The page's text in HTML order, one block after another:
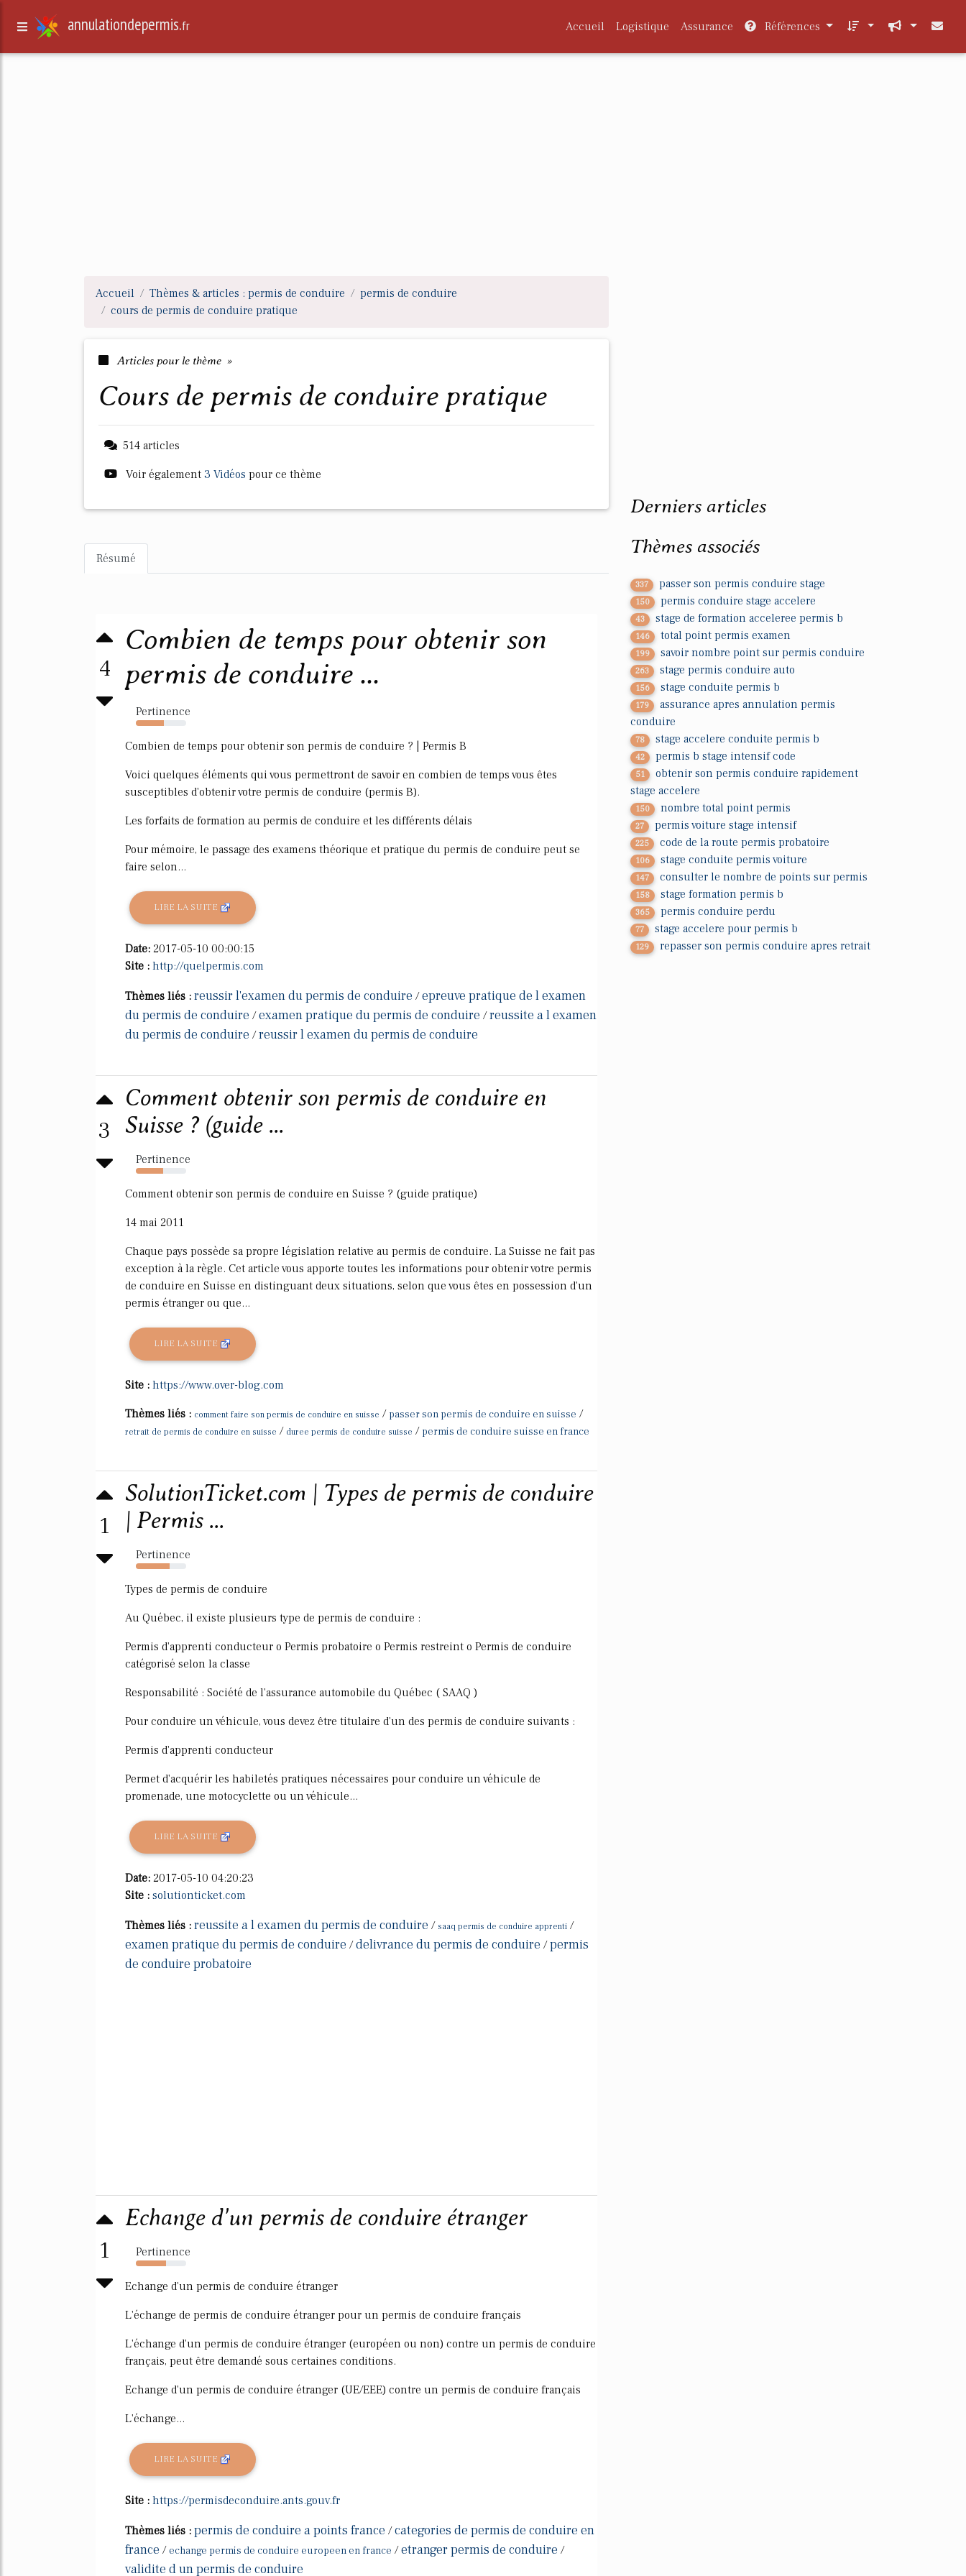
annulationdepermis.fr Accueil Logistique Assurance Références
Accueil Thèmes & articles : permis de conduire
permis de conduire
cours de permis de conduire pratique
Articles pour le thème »
cours de permis de conduire pratique
514 articles
Voir également 3 Vidéos pour ce thème
Résumé
4
Combien de temps pour obtenir son
permis de conduire ...
Pertinence
56%
Combien de temps pour obtenir son permis de conduire ? | Permis B
Voici quelques éléments qui vous permettront de savoir en combien de temps vous êtes
susceptibles d'obtenir votre permis de conduire (permis B).
Les forfaits de formation au permis de conduire et les différents délais
Pour mémoire, le passage des examens théorique et pratique du permis de conduire peut se
faire selon...
LIRE LA SUITE
Date: 2017-05-10 00:00:15
Site : http://quelpermis.com
Thèmes liés : reussir l'examen du permis de conduire /epreuve pratique de l examen
du permis de conduire /examen pratique du permis de conduire /reussite a l examen
du permis de conduire /reussir l examen du permis de conduire
3
Comment obtenir son permis de conduire en
Suisse ? (guide ...
Pertinence
54%
Comment obtenir son permis de conduire en Suisse ? (guide pratique)
14 mai 2011
Chaque pays possède sa propre législation relative au permis de conduire. La Suisse ne fait pas
exception à la règle. Cet article vous apporte toutes les informations pour obtenir votre permis
de conduire en Suisse en distinguant deux situations, selon que vous êtes en possession d'un
permis étranger ou que...
LIRE LA SUITE
Site : https://www.over-blog.com
Thèmes liés : comment faire son permis de conduire en suisse / passer son permis de conduire en suisse /
retrait de permis de conduire en suisse / duree permis de conduire suisse / permis de conduire suisse en france
1
SolutionTicket.com | Types de permis de conduire
| Permis ...
Pertinence
67%
Types de permis de conduire
Au Québec, il existe plusieurs type de permis de conduire :
Permis d'apprenti conducteur o Permis probatoire o Permis restreint o Permis de conduire
catégorisé selon la classe
Responsabilité : Société de l'assurance automobile du Québec ( SAAQ )
Pour conduire un véhicule, vous devez être titulaire d'un des permis de conduire suivants :
Permis d'apprenti conducteur
Permet d'acquérir les habiletés pratiques nécessaires pour conduire un véhicule de
promenade, une motocyclette ou un véhicule...
LIRE LA SUITE
Date: 2017-05-10 04:20:23
Site : solutionticket.com
Thèmes liés : reussite a l examen du permis de conduire / saaq permis de conduire apprenti /
examen pratique du permis de conduire /delivrance du permis de conduire /permis
de conduire probatoire
1
Echange d'un permis de conduire étranger
Pertinence
60%
Echange d'un permis de conduire étranger
L'échange de permis de conduire étranger pour un permis de conduire français
L'échange d'un permis de conduire étranger (européen ou non) contre un permis de conduire
français, peut être demandé sous certaines conditions.
Echange d'un permis de conduire étranger (UE/EEE) contre un permis de conduire français
L'échange...
LIRE LA SUITE
Site : https://permisdeconduire.ants.gouv.fr
Thèmes liés : permis de conduire a points france /categories de permis de conduire en
france / echange permis de conduire europeen en france /etranger permis de conduire /
validite d un permis de conduire
Derniers articles
Thèmes associés
337 passer son permis conduire stage
150 permis conduire stage accelere
43 stage de formation acceleree permis b
146 total point permis examen
199 savoir nombre point sur permis conduire
263 stage permis conduire auto
156 stage conduite permis b
179
assurance apres annulation permis
conduire
78 stage accelere conduite permis b
42 permis b stage intensif code
51
obtenir son permis conduire rapidement
stage accelere
150 nombre total point permis
27 permis voiture stage intensif
225 code de la route permis probatoire
106 stage conduite permis voiture
147 consulter le nombre de points sur permis
158 stage formation permis b
365 permis conduire perdu
77 stage accelere pour permis b
129 repasser son permis conduire apres retrait